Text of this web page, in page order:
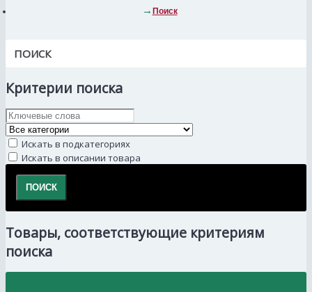
Поиск
ПОИСК
Критерии поиска
Искать в подкатегориях
Искать в описании товара
Товары, соответствующие критериям
поиска